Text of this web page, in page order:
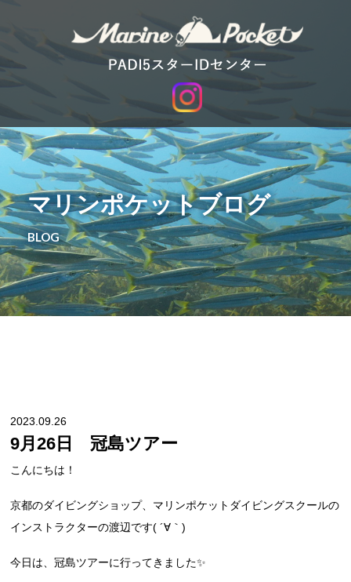
マリンポケットブログ
BLOG
2023.09.26
9月26日 冠島ツアー
こんにちは！
京都のダイビングショップ、マリンポケットダイビングスクールの
インストラクターの渡辺です( ´∀｀)
今日は、冠島ツアーに行ってきました✨